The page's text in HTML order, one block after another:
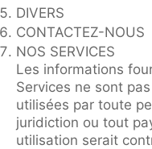
DIVERS
CONTACTEZ-NOUS
NOS SERVICES
Les informations
Services ne sont
utilisées par toute
juridiction ou tout
utilisation serait